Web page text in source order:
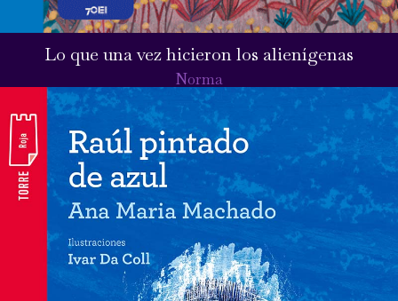
Lo que una vez hicieron los alienígenas
Norma